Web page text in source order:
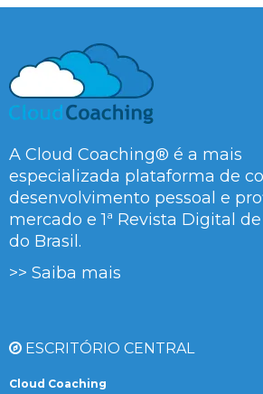
A Cloud Coaching® é a mais
especializada plataforma de
desenvolvimento pessoal e
mercado e 1ª Revista Digital
do Brasil.
>> Saiba mais
ESCRITÓRIO CENTRAL
Cloud Coaching